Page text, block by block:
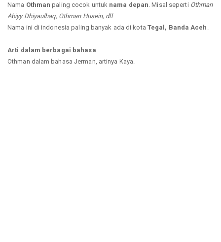
Nama Othman paling cocok untuk nama depan . Misal seperti Othman
Abiyy Dhiyaulhaq, Othman Husein, dll
Nama ini di indonesia paling banyak ada di kota Tegal, Banda Aceh
Arti dalam berbagai bahasa
Othman dalam bahasa Jerman, artinya Kaya.